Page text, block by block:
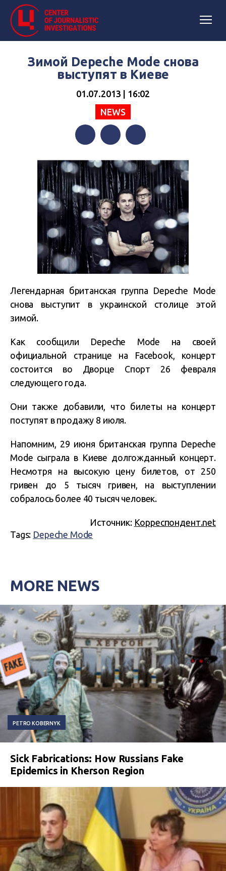
Зимой Depeche Mode снова
выступят в Киеве
01.07.2013 | 16:02
NEWS
Легендарная британская группа Depeche Mode
снова выступит в украинской столице этой
зимой.
Как сообщили Depeche Mode на своей
официальной странице на Facebook, концерт
состоится во Дворце Спорт 26 февраля
следующего года.
Они также добавили, что билеты на концерт
поступят в продажу 8 июля.
Напомним, 29 июня британская группа Depeche
Mode сыграла в Киеве долгожданный концерт.
Несмотря на высокую цену билетов, от 250
гривен до 5 тысяч гривен, на выступлении
собралось более 40 тысяч человек.
Источник: Корреспондент.net
Tags: Depeche Mode
MORE NEWS
PETRO KOBERNYK
Sick Fabrications: How Russians Fake
Epidemics in Kherson Region